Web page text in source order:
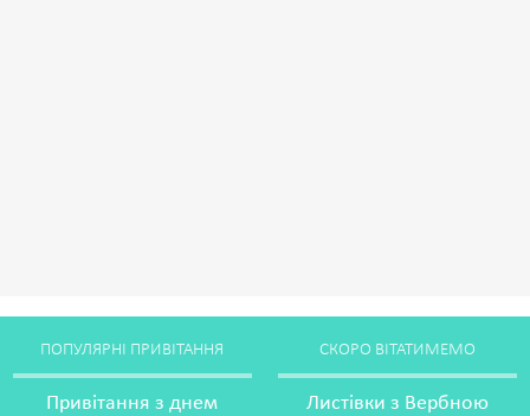
ПОПУЛЯРНІ ПРИВІТАННЯ
Привітання з днем
СКОРО ВІТАТИМЕМО
Листівки з Вербною